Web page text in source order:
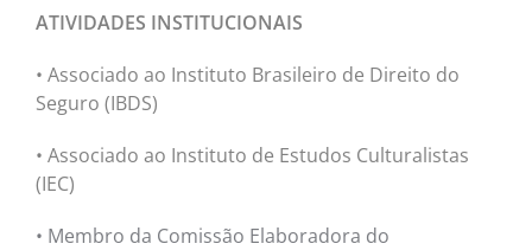
ATIVIDADES INSTITUCIONAIS
• Associado ao Instituto Brasileiro de Direito do
Seguro (IBDS)
• Associado ao Instituto de Estudos Culturalistas
(IEC)
• Membro da Comissão Elaboradora do